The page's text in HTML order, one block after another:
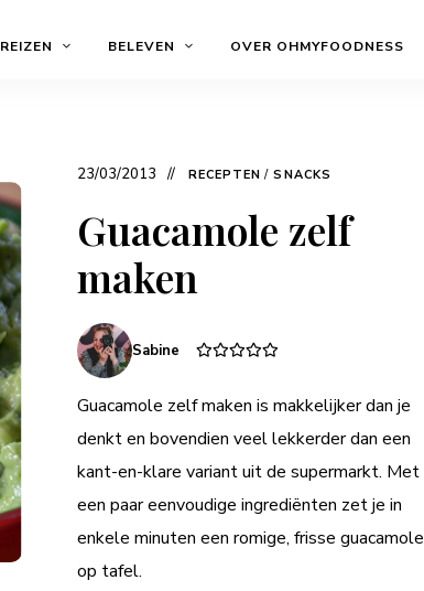
OhMyFoodness
well
Travel
REIZEN BELEVEN OVER OHMYFOODNESS
23/03/2013 RECEPTEN / SNACKS
Guacamole zelf
maken
Sabine
Guacamole zelf maken is makkelijker dan je
denkt en bovendien veel lekkerder dan een
kant-en-klare variant uit de supermarkt. Met
een paar eenvoudige ingrediënten zet je in
enkele minuten een romige, frisse guacamole
op tafel.